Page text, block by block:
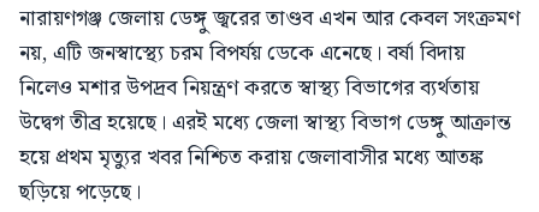
নারায়ণগঞ্জ জেলায় ডেঙ্গু জ্বরের তাণ্ডব এখন আর কেবল সংক্রমণ
নয়, এটি জনস্বাস্থ্যে চরম বিপর্যয় ডেকে এনেছে। বর্ষা বিদায়
নিলেও মশার উপদ্রব নিয়ন্ত্রণ করতে স্বাস্থ্য বিভাগের ব্যর্থতায়
উদ্বেগ তীব্র হয়েছে। এরই মধ্যে জেলা স্বাস্থ্য বিভাগ ডেঙ্গু আক্রান্ত
হয়ে প্রথম মৃত্যুর খবর নিশ্চিত করায় জেলাবাসীর মধ্যে আতঙ্ক
ছড়িয়ে পড়েছে।